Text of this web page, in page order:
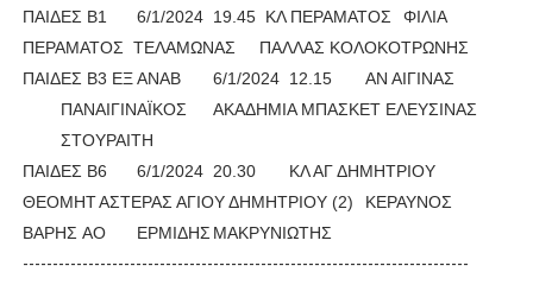
ΠΑΙΔΕΣ Β1
6/1/2024 19.45 ΚΛ ΠΕΡΑΜΑΤΟΣ
ΦΙΛΙΑ
ΠΕΡΑΜΑΤΟΣ ΤΕΛΑΜΩΝΑΣ
ΠΑΛΛΑΣ ΚΟΛΟΚΟΤΡΩΝΗΣ
ΠΑΙΔΕΣ Β3 ΕΞ ΑΝΑΒ
6/1/2024 12.15
ΑΝ ΑΙΓΙΝΑΣ
ΠΑΝΑΙΓΙΝΑΪΚΟΣ
ΑΚΑΔΗΜΙΑ ΜΠΑΣΚΕΤ ΕΛΕΥΣΙΝΑΣ
ΣΤΟΥΡΑΙΤΗ
ΠΑΙΔΕΣ Β6
6/1/2024 20.30
ΚΛ ΑΓ ΔΗΜΗΤΡΙΟΥ
ΘΕΟΜΗΤΑΣΤΕΡΑΣ ΑΓΙΟΥ ΔΗΜΗΤΡΙΟΥ (2)
ΚΕΡΑΥΝΟΣ
ΒΑΡΗΣ AO
ΕΡΜΙΔΗΣ ΜΑΚΡΥΝΙΩΤΗΣ
---------------------------------------------------------------------------